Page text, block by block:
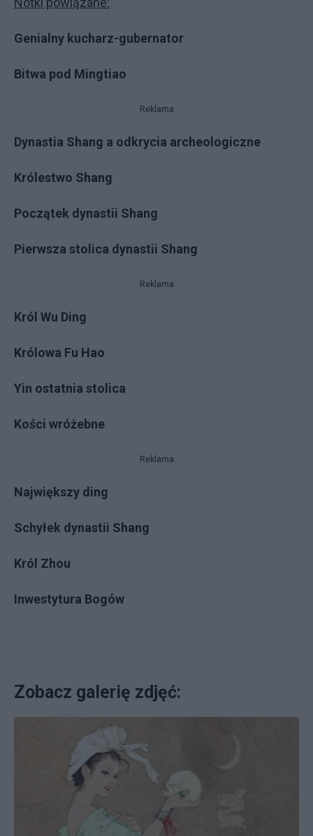
Genialny kucharz-gubernator
Bitwa pod Mingtiao
Reklama
Dynastia Shang a odkrycia archeologiczne
Królestwo Shang
Początek dynastii Shang
Pierwsza stolica dynastii Shang
Reklama
Król Wu Ding
Królowa Fu Hao
Yin ostatnia stolica
Kości wróżebne
Reklama
Największy ding
Schyłek dynastii Shang
Król Zhou
Inwestytura Bogów
Zobacz galerię zdjęć: